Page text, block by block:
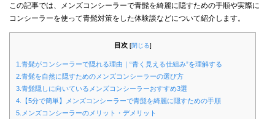
この記事では、メンズコンシーラーで青髭を綺麗に隠すための手順や実際に
コンシーラーを使って青髭対策をした体験談などについて紹介します。
目次 [閉じる]
1.青髭がコンシーラーで隠れる理由｜“青く見える仕組み”を理解する
2.青髭を自然に隠すためのメンズコンシーラーの選び方
3.青髭隠しに向いているメンズコンシーラーおすすめ3選
4.【5分で簡単】メンズコンシーラーで青髭を綺麗に隠すための手順
5.メンズコンシーラーのメリット・デメリット